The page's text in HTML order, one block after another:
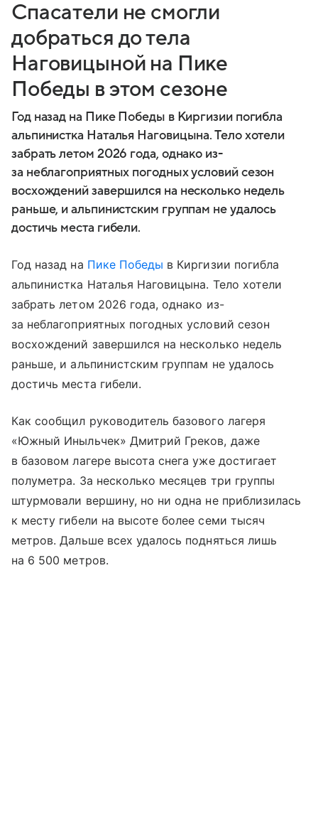
Спасатели не смогли
добраться до тела
Наговицыной на Пике
Победы в этом сезоне
Год назад на Пике Победы в Киргизии погибла
альпинистка Наталья Наговицына. Тело хотели
забрать летом 2026 года, однако из-
за неблагоприятных погодных условий сезон
восхождений завершился на несколько недель
раньше, и альпинистским группам не удалось
достичь места гибели.
Год назад на Пике Победы в Киргизии погибла
альпинистка Наталья Наговицына. Тело хотели
забрать летом 2026 года, однако из-
за неблагоприятных погодных условий сезон
восхождений завершился на несколько недель
раньше, и альпинистским группам не удалось
достичь места гибели.
Как сообщил руководитель базового лагеря
«Южный Иныльчек» Дмитрий Греков, даже
в базовом лагере высота снега уже достигает
полуметра. За несколько месяцев три группы
штурмовали вершину, но ни одна не приблизилась
к месту гибели на высоте более семи тысяч
метров. Дальше всех удалось подняться лишь
на 6 500 метров.